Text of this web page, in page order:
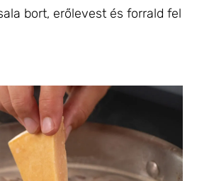
bort, erőlevest és forrald fel